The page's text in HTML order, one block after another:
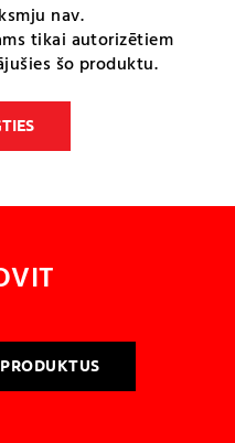
nav.
tikai autorizētiem
šo produktu.